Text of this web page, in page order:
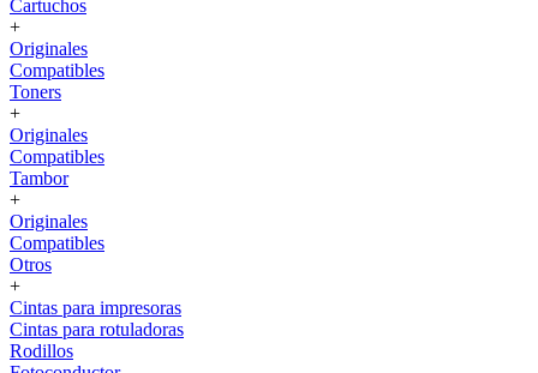
Cartuchos
+
Originales
Compatibles
Toners
+
Originales
Compatibles
Tambor
+
Originales
Compatibles
Otros
+
Cintas para impresoras
Cintas para rotuladoras
Rodillos